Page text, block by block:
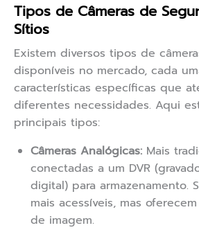
Tipos de Câmeras de
Sítios
Existem diversos tipos de
disponíveis no mercado, cada
características específicas que
diferentes necessidades. Aqui
principais tipos:
Câmeras Analógicas: Mais
conectadas a um DVR
digital) para armazenamento.
mais acessíveis, mas
de imagem.